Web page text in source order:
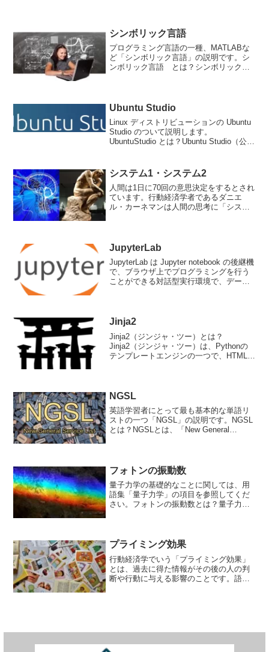
シンボリック言語
プログラミング言語の一種、MATLABな
ど「シンボリック言語」の説明です。シ
ンボリック言語 とは？シンボリック言
とを指します。シンボ...
Ubuntu Studio
Linux ディストリビューションの Ubuntu
Studio のついて説明します。
UbuntuStudio とは？Ubuntu Studio（公式
ングシ...
システム1・システム2
人間は1日に70回の意思決定をするとされ
ています。行動経済学者であるダニエ
ル・カーネマンは人間の思考に「システ
は、下記の書籍を読...
JupyterLab
JupyterLab は Jupyter notebook の後継機
で、ブラウザ上でプログラミングを行う
ことができる対話型実行環境で、データ
Jinja2
Jinja2（ジンジャ・ツー）とは？
Jinja2（ジンジャ・ツー）は、Pythonの
テンプレートエンジンの一つで、HTMLや
NGSL
英語学習者にとって最も基本的な単語リ
ストの一つ「NGSL」の説明です。NGSL
とは？NGSLとは、「New General
フォトンの振動数
量子力学の基礎的なことに関しては、用
語集「量子力学」の項目を参照してくだ
さい。フォトンの振動数とは？量子力学
す。光のエネルギーもまた...
プライミング効果
行動経済学でいう「プライミング効果」
とは、過去に得た情報がその後の人の判
断や行動に与える影響のことです。語源